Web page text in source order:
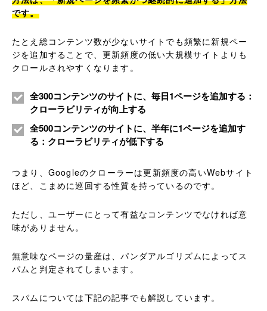
です。
たとえ総コンテンツ数が少ないサイトでも頻繁に新規ペー
ジを追加することで、更新頻度の低い大規模サイトよりも
クロールされやすくなります。
全300コンテンツのサイトに、毎日1ページを追加する：
クローラビリティが向上する
全500コンテンツのサイトに、半年に1ページを追加す
る：クローラビリティが低下する
つまり、Googleのクローラーは更新頻度の高いWebサイト
ほど、こまめに巡回する性質を持っているのです。
ただし、ユーザーにとって有益なコンテンツでなければ意
味がありません。
無意味なページの量産は、パンダアルゴリズムによってス
パムと判定されてしまいます。
スパムについては下記の記事でも解説しています。